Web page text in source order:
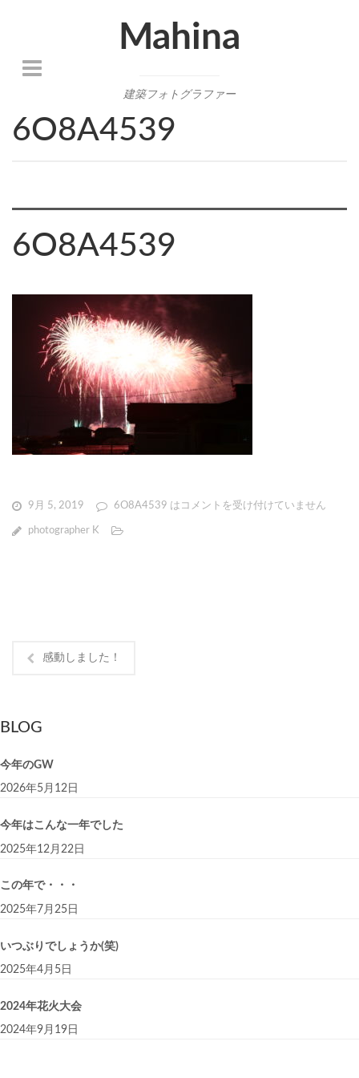
Mahina
建築フォトグラファー
6O8A4539
6O8A4539
9月 5, 2019 6O8A4539 は コメントを受け付けていません
photographer K
感動しました！
BLOG
今年のGW
2026年5月12日
今年はこんな一年でした
2025年12月22日
この年で・・・
2025年7月25日
いつぶりでしょうか(笑)
2025年4月5日
2024年花火大会
2024年9月19日